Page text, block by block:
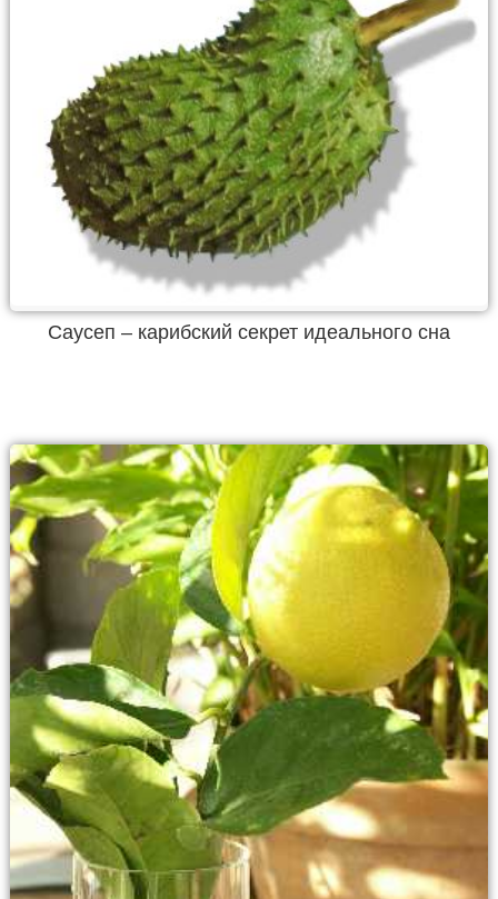
Саусеп – карибский секрет идеального сна